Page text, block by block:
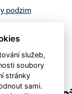
podzim
služeb,
soubory
stránky
sami.